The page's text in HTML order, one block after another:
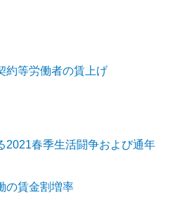
約等労働者の賃上げ
2021春季生活闘争および通年
の賃金割増率